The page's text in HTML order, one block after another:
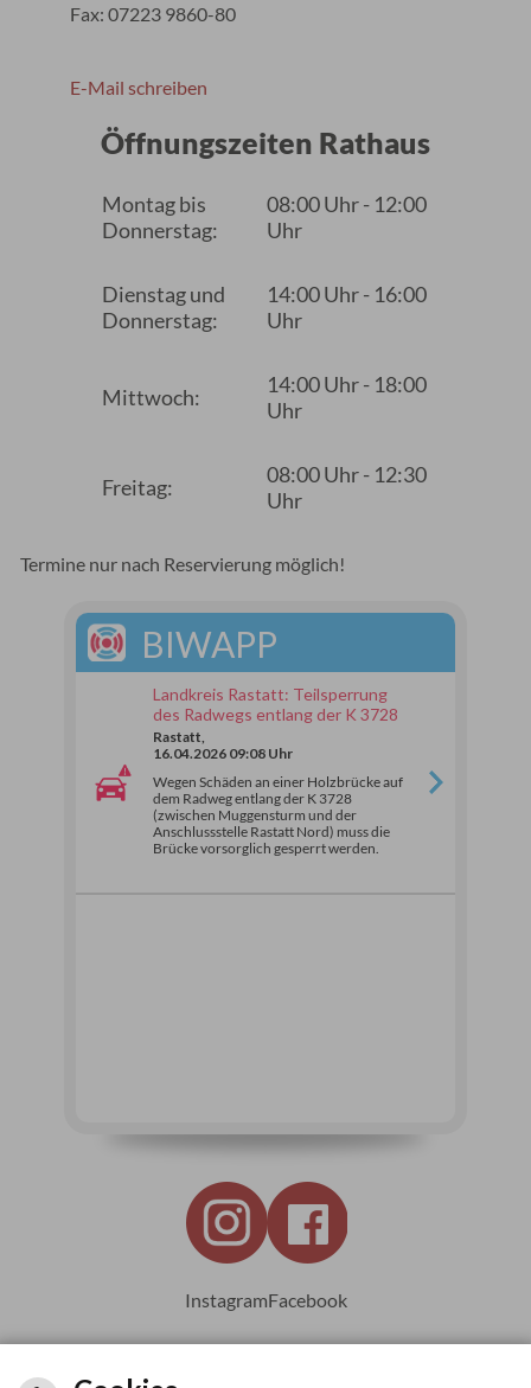
Fax: 07223 9860-80
E-Mail schreiben
Öffnungszeiten Rathaus
Montag bis
Donnerstag:
08:00 Uhr - 12:00
Uhr
Dienstag und
Donnerstag:
14:00 Uhr - 16:00
Uhr
Mittwoch:
14:00 Uhr - 18:00
Uhr
Freitag:
08:00 Uhr - 12:30
Uhr
Termine nur nach Reservierung möglich!
BIWAPP
Landkreis Rastatt: Teilsperrung
des Radwegs entlang der K 3728
Rastatt,
16.04.2026 09:08 Uhr
Wegen Schäden an einer Holzbrücke auf
dem Radweg entlang der K 3728
(zwischen Muggensturm und der
Anschlussstelle Rastatt Nord) muss die
Brücke vorsorglich gesperrt werden.
InstagramFacebook